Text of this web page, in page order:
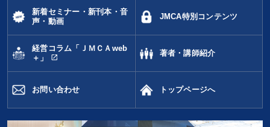
新着セミナー・新刊本・音
声・動画
JMCA特別コンテンツ
経営コラム「ＪＭＣＡweb
＋」
open_in_new
著者・講師紹介
お問い合わせ トップページへ